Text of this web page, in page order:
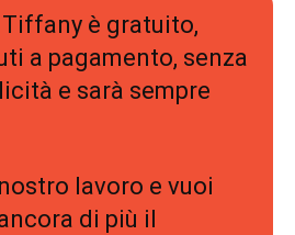
è gratuito,
a pagamento, senza
e sarà sempre
lavoro e vuoi
di più il